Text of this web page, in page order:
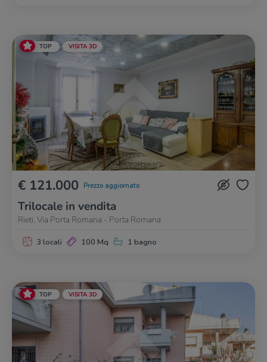
TOP VISITA 3D
€ 121.000 Prezzo aggiornato
Trilocale in vendita
Rieti, Via Porta Romana - Porta Romana
3 locali 100 Mq 1 bagno
TOP VISITA 3D